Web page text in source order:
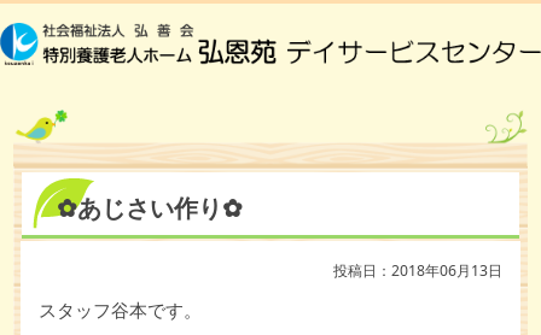
✿あじさい作り✿
投稿日：2018年06月13日
スタッフ谷本です。